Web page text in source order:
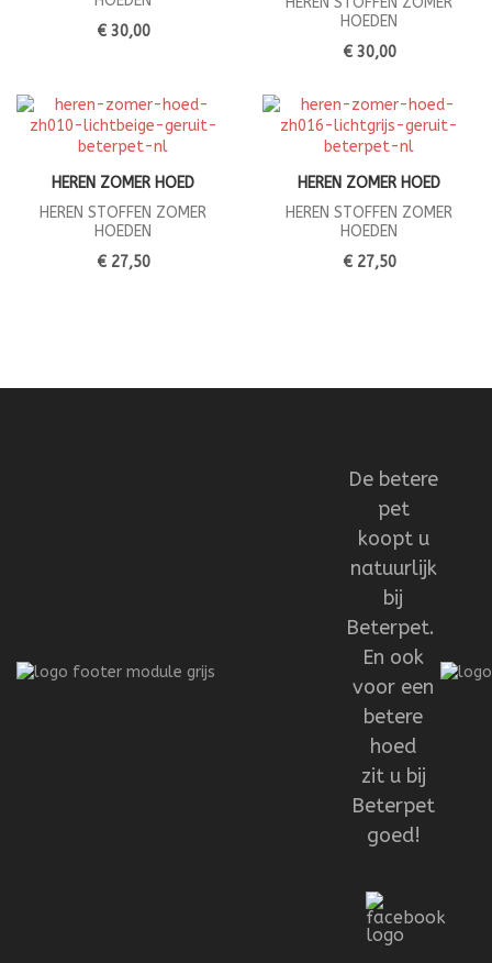
€ 30,00
HOEDEN
€ 30,00
HEREN ZOMER HOED
HEREN STOFFEN ZOMER
HOEDEN
€ 27,50
HEREN ZOMER HOED
HEREN STOFFEN ZOMER
HOEDEN
€ 27,50
De betere
pet
koopt u
natuurlijk
bij
Beterpet.
En ook
voor een
betere
hoed
zit u bij
Beterpet
goed!